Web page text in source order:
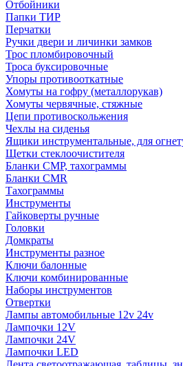
Отбойники
Папки ТИР
Перчатки
Ручки двери и личинки замков
Трос пломбировочный
Троса буксировочные
Упоры противооткатные
Хомуты на гофру (металлорукав)
Хомуты червячные, стяжные
Цепи противоскольжения
Чехлы на сиденья
Ящики инструментальные, для
Щетки стеклоочистителя
Бланки СМР, тахограммы
Бланки CMR
Тахограммы
Инструменты
Гайковерты ручные
Головки
Домкраты
Инструменты разное
Ключи балонные
Ключи комбинированные
Наборы инструментов
Отвертки
Лампы автомобильные 12v 24v
Лампочки 12V
Лампочки 24V
Лампочки LED